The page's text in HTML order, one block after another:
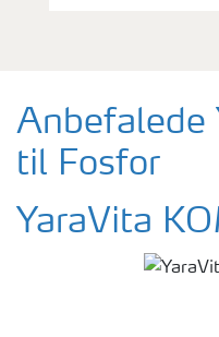
Anbefalede
til Fosfor
YaraVita